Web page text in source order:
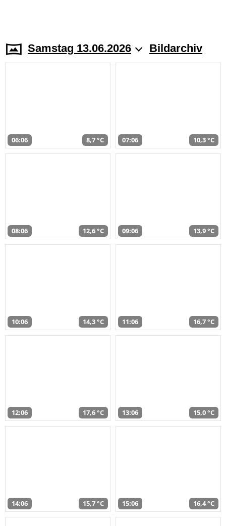
Samstag 13.06.2026 Bildarchiv
06:06 8,7 °C 07:06 10,3 °C
08:06 12,6 °C 09:06 13,9 °C
10:06 14,3 °C 11:06 16,7 °C
12:06 17,6 °C 13:06 15,0 °C
14:06 15,7 °C 15:06 16,4 °C